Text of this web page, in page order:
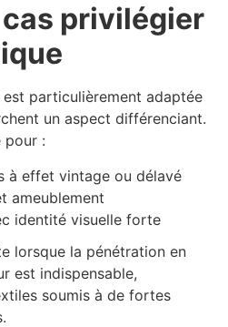
privilégier
particulièrement adaptée
un aspect différenciant.
pour :
à effet vintage ou délavé
ameublement
identité visuelle forte
lorsque la pénétration en
est indispensable,
soumis à de fortes